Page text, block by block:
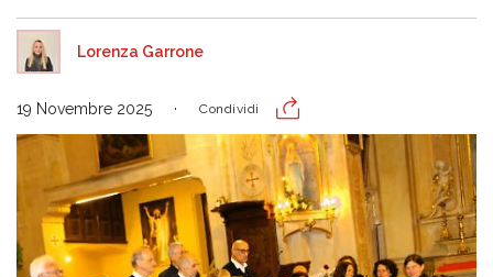
Lorenza Garrone
19 Novembre 2025 Condividi